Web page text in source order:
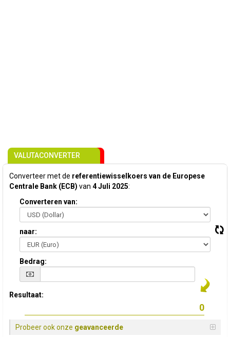
VALUTACONVERTER
Converteer met de referentiewisselkoers van de Europese
Centrale Bank (ECB) van 4 Juli 2025:
Converteren van:
naar:
Bedrag:
Resultaat:
Probeer ook onze geavanceerde